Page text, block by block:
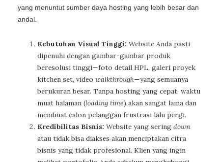
yang menuntut sumber daya hosting yang lebih besar dan
andal.
Kebutuhan Visual Tinggi: Website Anda pasti
dipenuhi dengan gambar-gambar produk
beresolusi tinggi—foto detail HPL, galeri proyek
kitchen set, video walkthrough—yang semuanya
berukuran besar. Tanpa hosting yang cepat, waktu
muat halaman (loading time) akan sangat lama dan
membuat calon pelanggan frustrasi lalu pergi.
Kredibilitas Bisnis: Website yang sering down
atau tidak bisa diakses akan menciptakan citra
bisnis yang tidak profesional. Klien yang ingin